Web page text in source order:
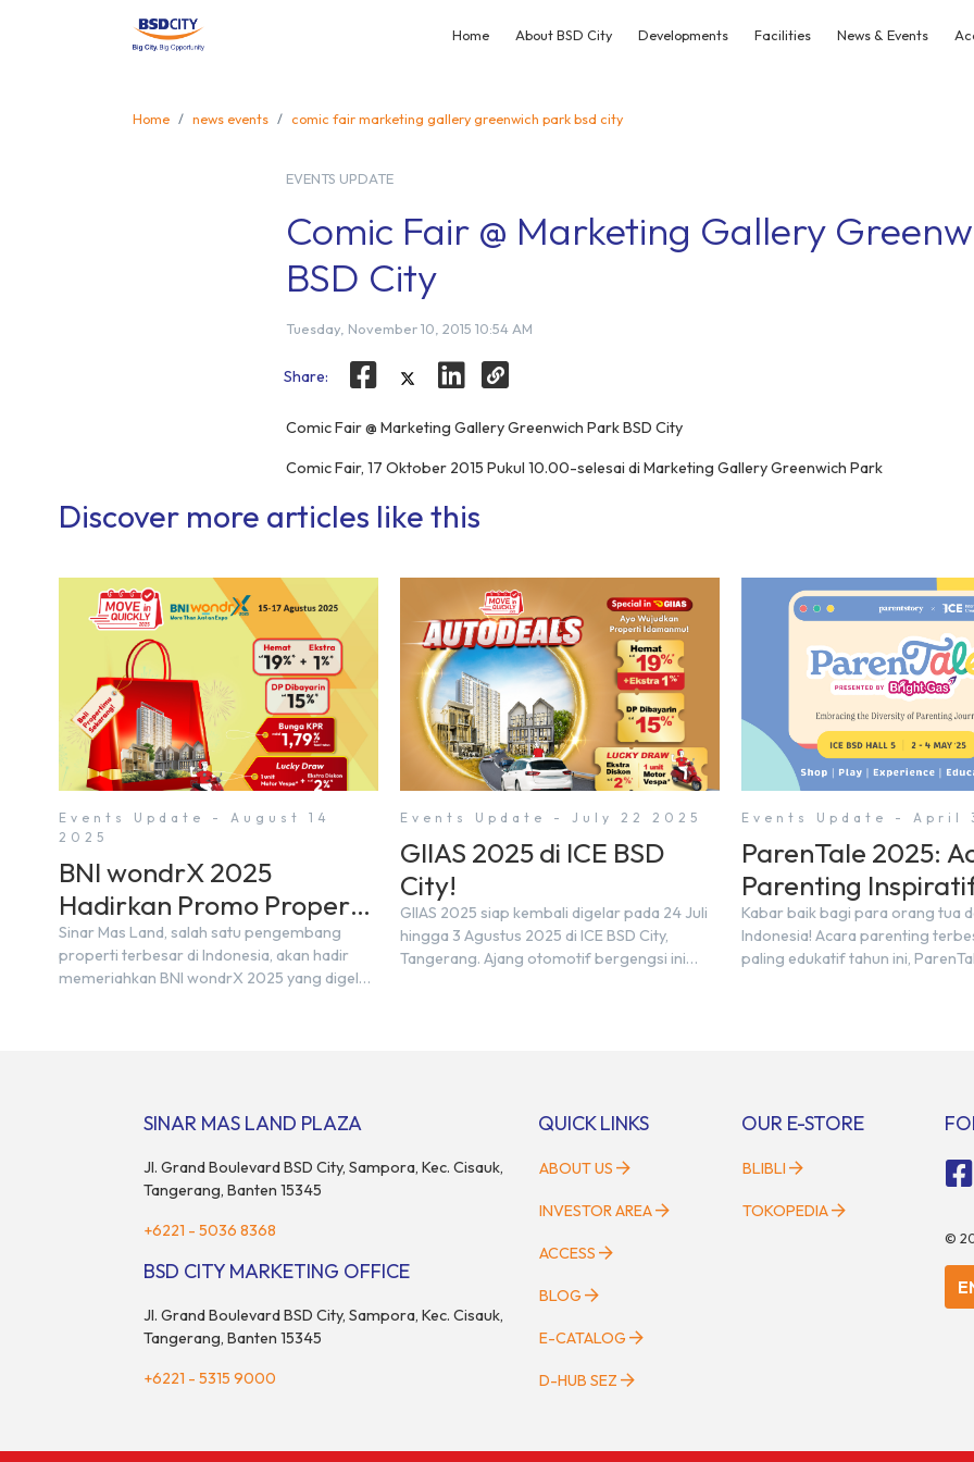
Home About BSD City Developments Facilities News & Events
Home news events comic fair marketing gallery greenwich park bsd city
EVENTS UPDATE
Comic Fair @ Marketing Gallery
BSD City
Tuesday, November 10, 2015 10:54 AM
Share:
Comic Fair @ Marketing Gallery Greenwich Park BSD City
Comic Fair, 17 Oktober 2015 Pukul 10.00-selesai di Marketing Gallery Greenwich Park
Discover more articles like this
Events Update - August 14
2025
BNI wondrX 2025
Hadirkan Promo Properti
& Hadiah Eksklusif
Sinar Mas Land, salah satu pengembang
properti terbesar di Indonesia, akan hadir
memeriahkan BNI wondrX 2025 yang digelar
dan pengalaman berbeda bagi para pencari
Events Update - July 22 2025
GIIAS 2025 di ICE BSD
City!
GIIAS 2025 siap kembali digelar pada 24 Juli
hingga 3 Agustus 2025 di ICE BSD City,
Tangerang. Ajang otomotif bergengsi ini
Events Update - April
ParenTale 2025:
Parenting
di BSD City!
Kabar baik bagi para orang tua
Indonesia! Acara parenting
paling edukatif tahun ini,
SINAR MAS LAND PLAZA
Jl. Grand Boulevard BSD City, Sampora, Kec. Cisauk,
Tangerang, Banten 15345
+6221 - 5036 8368
BSD CITY MARKETING OFFICE
Jl. Grand Boulevard BSD City, Sampora, Kec. Cisauk,
Tangerang, Banten 15345
+6221 - 5315 9000
QUICK LINKS
ABOUT US
INVESTOR AREA
ACCESS
BLOG
E-CATALOG
D-HUB SEZ
OUR E-STORE
BLIBLI
TOKOPEDIA
©